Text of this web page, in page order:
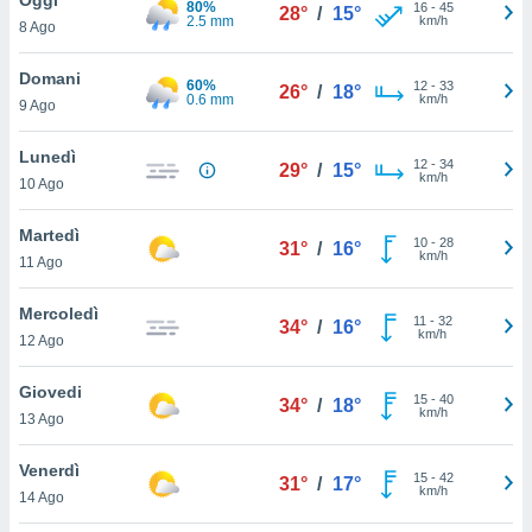
è
al sito
di
ci
di
il
un
la
nella
8 Ago
80%
2.5 mm
28° / 15° 16- 45
km/h
Domani
9 Ago
60%
0.6 mm
26° / 18° 12- 33
km/h
Lunedì
10 Ago
29° / 15° 12- 34
km/h
Martedì
11 Ago
31° / 16° 10- 28
km/h
Mercoledì
12 Ago
34° / 16° 11 - 32
km/h
Giovedi
13 Ago
34° / 18° 15- 40
km/h
Venerdì
14 Ago
31° / 17° 15- 42
km/h